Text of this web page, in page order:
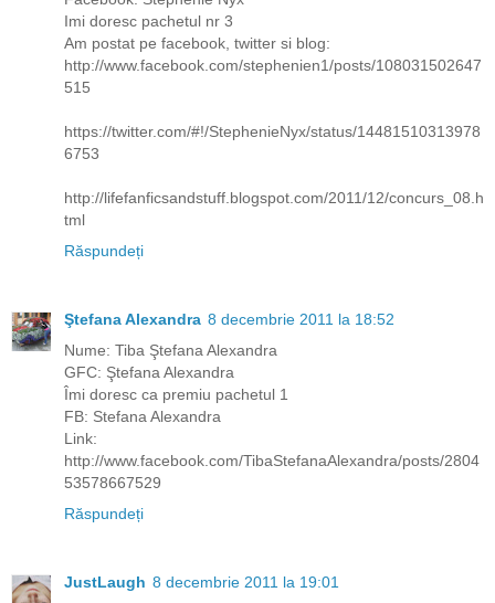
Imi doresc pachetul nr 3
Am postat pe facebook, twitter si blog:
http://www.facebook.com/stephenien1/posts/108031502647
515
https://twitter.com/#!/StephenieNyx/status/14481510313978
6753
http://lifefanficsandstuff.blogspot.com/2011/12/concurs_08.h
tml
Răspundeți
Ştefana Alexandra 8 decembrie 2011 la 18:52
Nume: Tiba Ştefana Alexandra
GFC: Ştefana Alexandra
Îmi doresc ca premiu pachetul 1
FB: Stefana Alexandra
Link:
http://www.facebook.com/TibaStefanaAlexandra/posts/2804
53578667529
Răspundeți
JustLaugh 8 decembrie 2011 la 19:01